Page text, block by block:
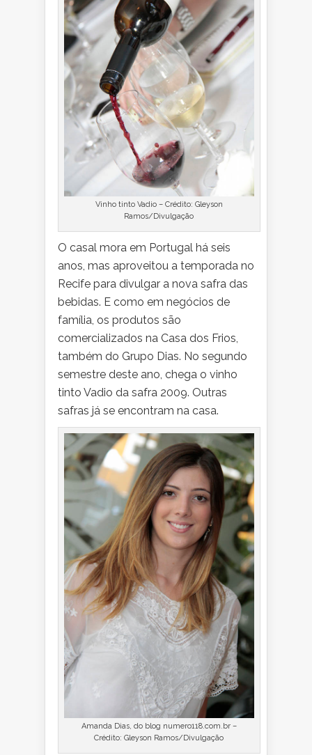
Vinho tinto Vadio – Crédito: Gleyson
Ramos/Divulgação
O casal mora em Portugal há seis
anos, mas aproveitou a temporada no
Recife para divulgar a nova safra das
bebidas. E como em negócios de
família, os produtos são
comercializados na Casa dos Frios,
também do Grupo Dias. No segundo
semestre deste ano, chega o vinho
tinto Vadio da safra 2009. Outras
safras já se encontram na casa.
Amanda Dias, do blog numero118.com.br –
Crédito: Gleyson Ramos/Divulgação